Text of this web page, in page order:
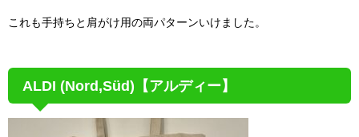
これも手持ちと肩がけ用の両パターンいけました。
ALDI (Nord,Süd)【アルディー】